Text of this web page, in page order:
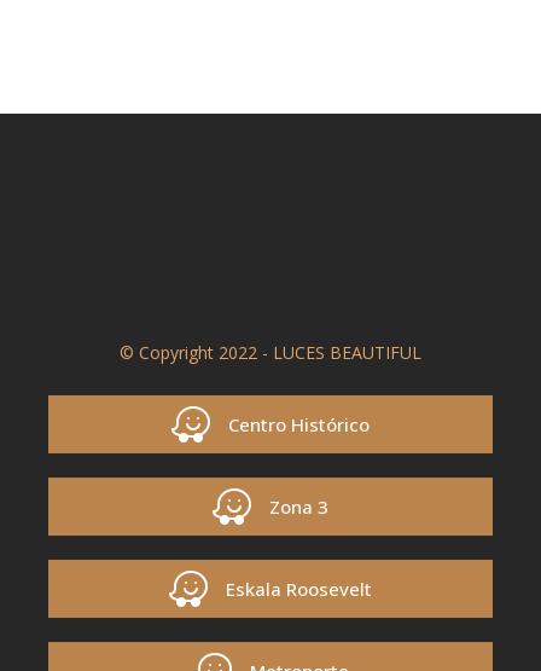
© Copyright 2022 - LUCES BEAUTIFUL
Centro Histórico
Zona 3
Eskala Roosevelt